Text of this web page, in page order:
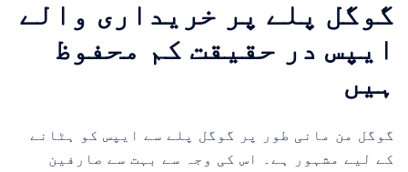
گوگل پلے پر خریداری والے
ایپس در حقیقت کم محفوظ
ہیں
گوگل من مانی طور پر گوگل پلے سے ایپس کو ہٹانے
کے لیے مشہور ہے۔ اس کی وجہ سے بہت سے صارفین